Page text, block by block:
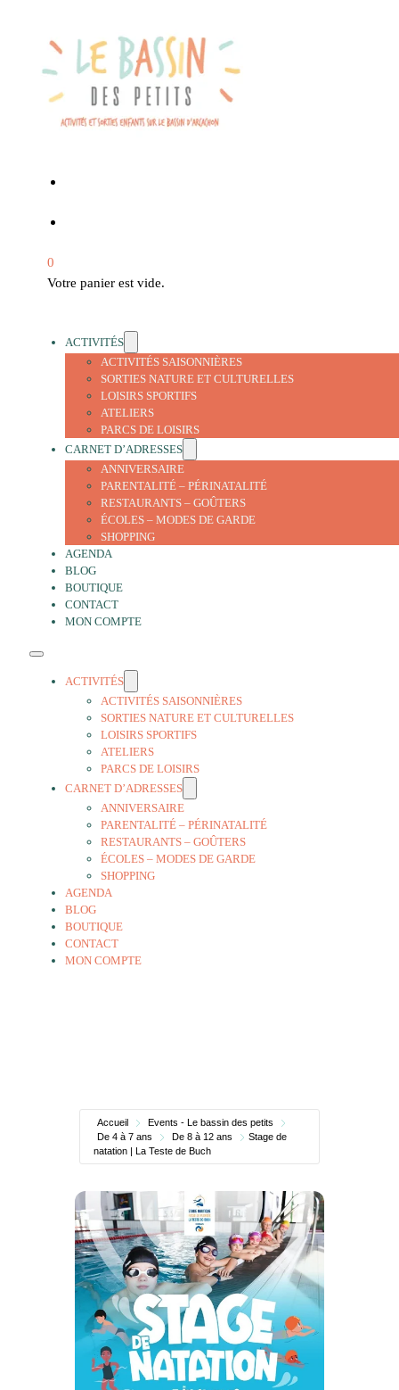
0
Votre panier est vide.
ACTIVITÉS
ACTIVITÉS SAISONNIÈRES
SORTIES NATURE ET CULTURELLES
LOISIRS SPORTIFS
ATELIERS
PARCS DE LOISIRS
CARNET D’ADRESSES
ANNIVERSAIRE
PARENTALITÉ – PÉRINATALITÉ
RESTAURANTS – GOÛTERS
ÉCOLES – MODES DE GARDE
SHOPPING
AGENDA
BLOG
BOUTIQUE
CONTACT
MON COMPTE
ACTIVITÉS
ACTIVITÉS SAISONNIÈRES
SORTIES NATURE ET CULTURELLES
LOISIRS SPORTIFS
ATELIERS
PARCS DE LOISIRS
CARNET D’ADRESSES
ANNIVERSAIRE
PARENTALITÉ – PÉRINATALITÉ
RESTAURANTS – GOÛTERS
ÉCOLES – MODES DE GARDE
SHOPPING
AGENDA
BLOG
BOUTIQUE
CONTACT
MON COMPTE
Accueil
Events - Le bassin des petits
De 4 à 7 ans
De 8 à 12 ans
Stage de
natation | La Teste de Buch